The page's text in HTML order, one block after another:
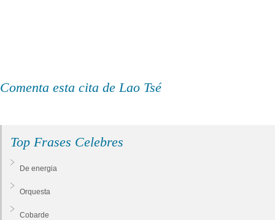
Comenta esta cita de Lao Tsé
Top Frases Celebres
De energia
Orquesta
Cobarde